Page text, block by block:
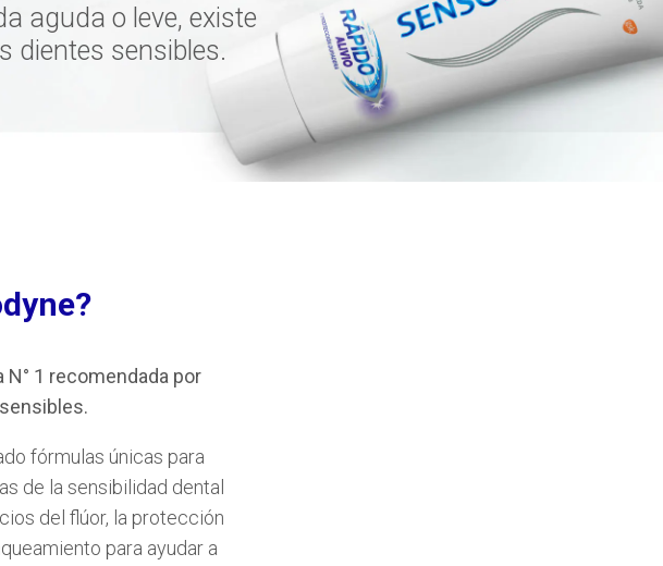
aguda o leve, existe
dientes sensibles.
1 recomendada por
fórmulas únicas para
de la sensibilidad dental
del flúor, la protección
para ayudar a